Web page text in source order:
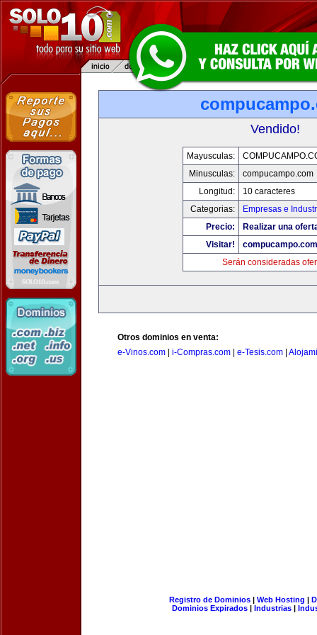
Vendido!
Mayusculas:
Minusculas:
compucampo.com
Longitud:
10 caracteres
Categorias:
Empresas e
Precio:
Realizar una
Visitar!
compucampo.com
Serán consideradas
Otros dominios en venta:
e-Vinos.com
i-Compras.com e-Tesis.com
Registro de Dominios| Web Hosting |
Dominios Expirados | Industrias |